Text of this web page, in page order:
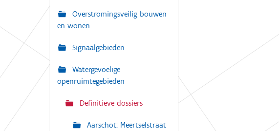
t
i
e
Overstromingsveilig bouwen
en wonen
Signaalgebieden
Watergevoelige
openruimtegebieden
Definitieve dossiers
Aarschot: Meertselstraat